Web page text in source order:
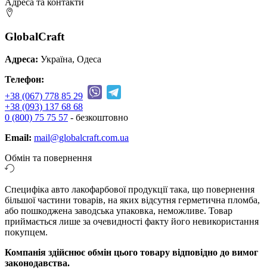
GlobalCraft
Адреса: Україна, Одеса
Телефон:
+38 (067) 778 85 29
+38 (093) 137 68 68
0 (800) 75 75 57 - безкоштовно
Email: mail@globalcraft.com.ua
Обмін та повернення
Специфіка авто лакофарбової продукції така, що повернення
більшої частини товарів, на яких відсутня герметична пломба,
або пошкоджена заводська упаковка, неможливе. Товар
приймається лише за очевидності факту його невикористання
покупцем.
Компанія здійснює обмін цього товару відповідно до вимог
законодавства.